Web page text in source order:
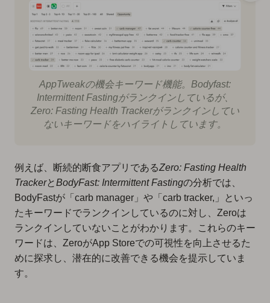
AppTweakの機会キーワード機能。 Bodyfast:
Intermittent Fastingがランクインしているが、
Zero: Fasting Health Trackerがランクインしてい
ないキーワードをハイライトしています。
例えば、断続的断食アプリであるZero: Fasting Health
TrackerとBodyFast: Intermittent Fastingの分析では、
BodyFastが「carb manager」や「carb tracker,」といっ
たキーワードでランクインしているのに対し、Zeroは
ランクインしていないことがわかります。これらのキー
ワードは、ZeroがApp Storeでの可視性を向上させるた
めに探求し、潜在的に改善できる機会を提示していま
す。